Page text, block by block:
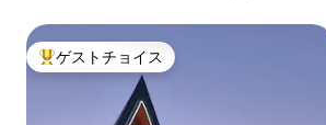
大好評のゲストチョイスです。
ゲストチョイス